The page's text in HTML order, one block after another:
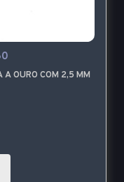
A OURO COM 2,5 MM